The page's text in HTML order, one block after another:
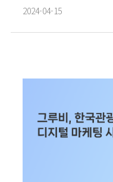
2024-04-15